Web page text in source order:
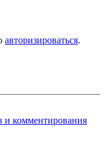
авторизироваться.
и комментирования